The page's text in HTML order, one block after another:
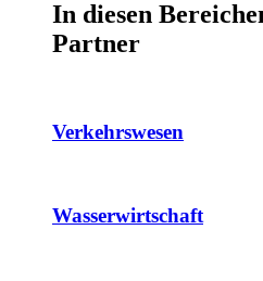
In diesen
Partner
Verkehrswesen
Wasserwirtschaft